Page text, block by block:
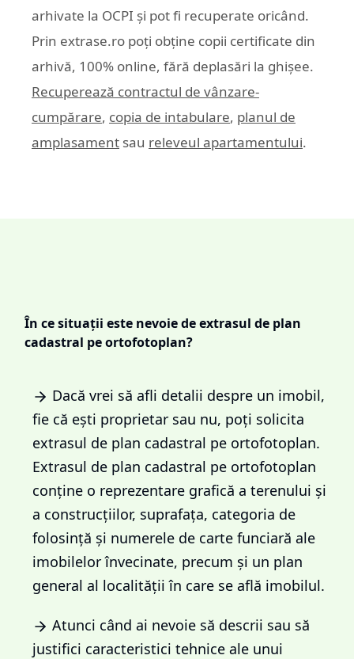
arhivate la OCPI și pot fi recuperate oricând.
Prin extrase.ro poți obține copii certificate din
arhivă, 100% online, fără deplasări la ghișee.
Recuperează contractul de vânzare-
cumpărare, copia de intabulare, planul de
amplasament sau releveul apartamentului.
În ce situații este nevoie de extrasul de plan
cadastral pe ortofotoplan?
Dacă vrei să afli detalii despre un imobil,
fie că ești proprietar sau nu, poți solicita
extrasul de plan cadastral pe ortofotoplan.
Extrasul de plan cadastral pe ortofotoplan
conține o reprezentare grafică a terenului și
a construcțiilor, suprafața, categoria de
folosință și numerele de carte funciară ale
imobilelor învecinate, precum și un plan
general al localității în care se află imobilul.
Atunci când ai nevoie să descrii sau să
justifici caracteristici tehnice ale unui